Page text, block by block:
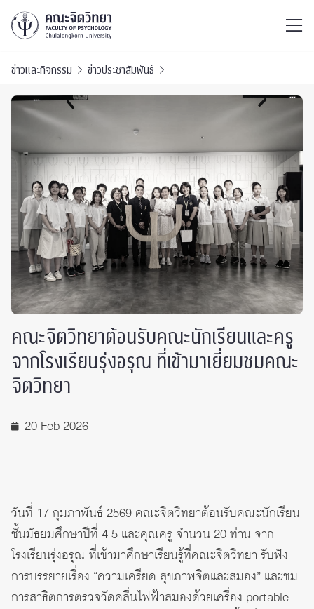
ข่าวและกิจกรรม ข่าวประชาสัมพันธ์
คณะจิตวิทยาต้อนรับคณะนักเรียนและครู
จากโรงเรียนรุ่งอรุณ ที่เข้ามาเยี่ยมชมคณะ
จิตวิทยา
20 Feb 2026
วันที่ 17 กุมภาพันธ์ 2569 คณะจิตวิทยาต้อนรับคณะนักเรียน
ชั้นมัธยมศึกษาปีที่ 4-5 และคุณครู จำนวน 20 ท่าน จาก
โรงเรียนรุ่งอรุณ ที่เข้ามาศึกษาเรียนรู้ที่คณะจิตวิทยา รับฟัง
การบรรยายเรื่อง “ความเครียด สุขภาพจิตและสมอง” และชม
การสาธิตการตรวจวัดคลื่นไฟฟ้าสมองด้วยเครื่อง portable